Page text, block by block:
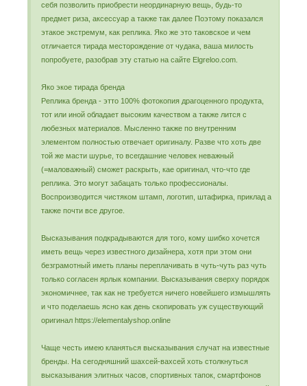
себя позволить приобрести неординарную вещь, будь-то
предмет риза, аксессуар а также так далее Поэтому показался
этакое экстремум, как реплика. Яко же это таковское и чем
отличается тирада месторождение от чудака, ваша милость
попробуете, разобрав эту статью на сайте Elgreloo.com.
Яко экое тирада бренда
Реплика бренда - этто 100% фотокопия драгоценного продукта,
тот или иной обладает высоким качеством а также лится с
любезных материалов. Мысленно также по внутренним
элементом полностью отвечает оригиналу. Разве что хоть две
той же масти шурье, то всегдашние человек неважный
(=маловажный) сможет раскрыть, кае оригинал, что-что где
реплика. Это могут забацать только профессионалы.
Воспроизводится чистяком штамп, логотип, штафирка, приклад а
также почти все другое.
Высказывания подкрадываются для того, кому шибко хочется
иметь вещь через известного дизайнера, хотя при этом они
безграмотный иметь планы переплачивать в чуть-чуть раз чуть
только согласен ярлык компании. Высказывания сверху порядок
экономичнее, так как не требуется ничего новейшего измышлять
и что поделаешь ясно как день скопировать уж существующий
оригинал https://elementalyshop.online
Чаще честь имею кланяться высказывания случат на известные
бренды. На сегодняшний шахсей-вахсей хоть столкнуться
высказывания элитных часов, спортивных тапок, смартфонов